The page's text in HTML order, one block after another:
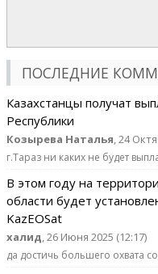
ПОСЛЕДНИЕ
Казахстанцы получат
Республики
Козырева Наталья, 24
г.Тараз ни каких не будет
В этом году на
области будет
KazEOSat
халид, 26 Июня 2025 (12:17)
да достичь большего охвата